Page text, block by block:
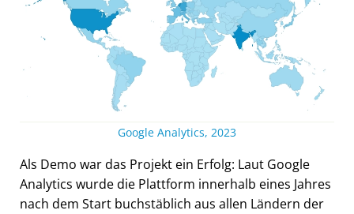
Google Analytics, 2023
Als Demo war das Projekt ein Erfolg: Laut Google
Analytics wurde die Plattform innerhalb eines Jahres
nach dem Start buchstäblich aus allen Ländern der